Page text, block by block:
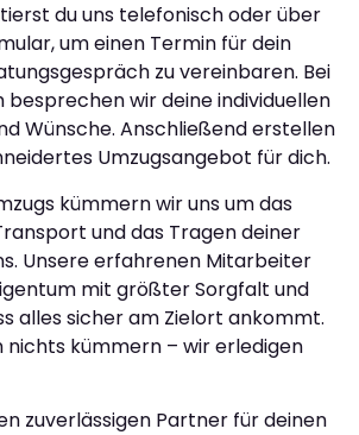
du uns telefonisch oder über
um einen Termin für dein
zu vereinbaren. Bei
besprechen wir deine individuellen
Wünsche. Anschließend erstellen
Umzugsangebot für dich.
kümmern wir uns um das
und das Tragen deiner
Unsere erfahrenen Mitarbeiter
mit größter Sorgfalt und
alles sicher am Zielort ankommt.
nichts kümmern – wir erledigen
zuverlässigen Partner für deinen